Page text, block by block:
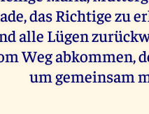
das Richtige zu
alle Lügen
Weg abkommen,
um gemeinsam